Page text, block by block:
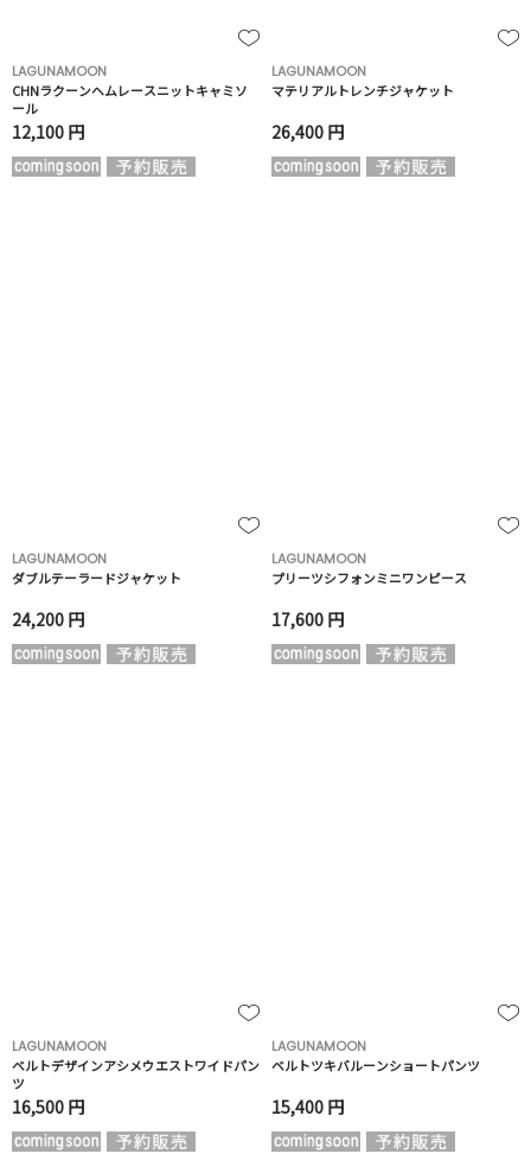
LAGUNAMOON
CHNラクーンヘムレースニットキャミソ
ール
12,100 円
LAGUNAMOON
マテリアルトレンチジャケット
26,400 円
LAGUNAMOON
ダブルテーラードジャケット
24,200 円
LAGUNAMOON
プリーツシフォンミニワンピース
17,600 円
LAGUNAMOON
ベルトデザインアシメウエストワイドパン
ツ
16,500 円
LAGUNAMOON
ベルトツキバルーンショートパンツ
15,400 円